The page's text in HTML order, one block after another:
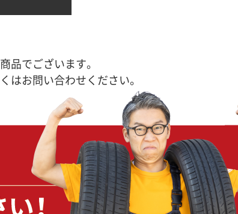
品でございます。
はお問い合わせください。